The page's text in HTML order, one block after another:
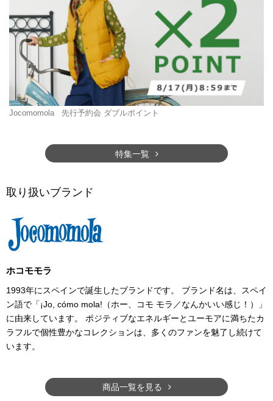
Jocomomola 先行予約会 ダブルポイント
特集一覧
取り扱いブランド
ホコモモラ
1993年にスペインで誕生したブランドです。 ブランド名は、スペイ
ン語で「¡Jo, cómo mola!（ホー、コモ モラ／なんかいい感じ！）」
に由来しています。 ポジティブなエネルギーとユーモアに満ちたカ
ラフルで個性豊かなコレクションは、多くのファンを魅了し続けて
います。
商品一覧を見る